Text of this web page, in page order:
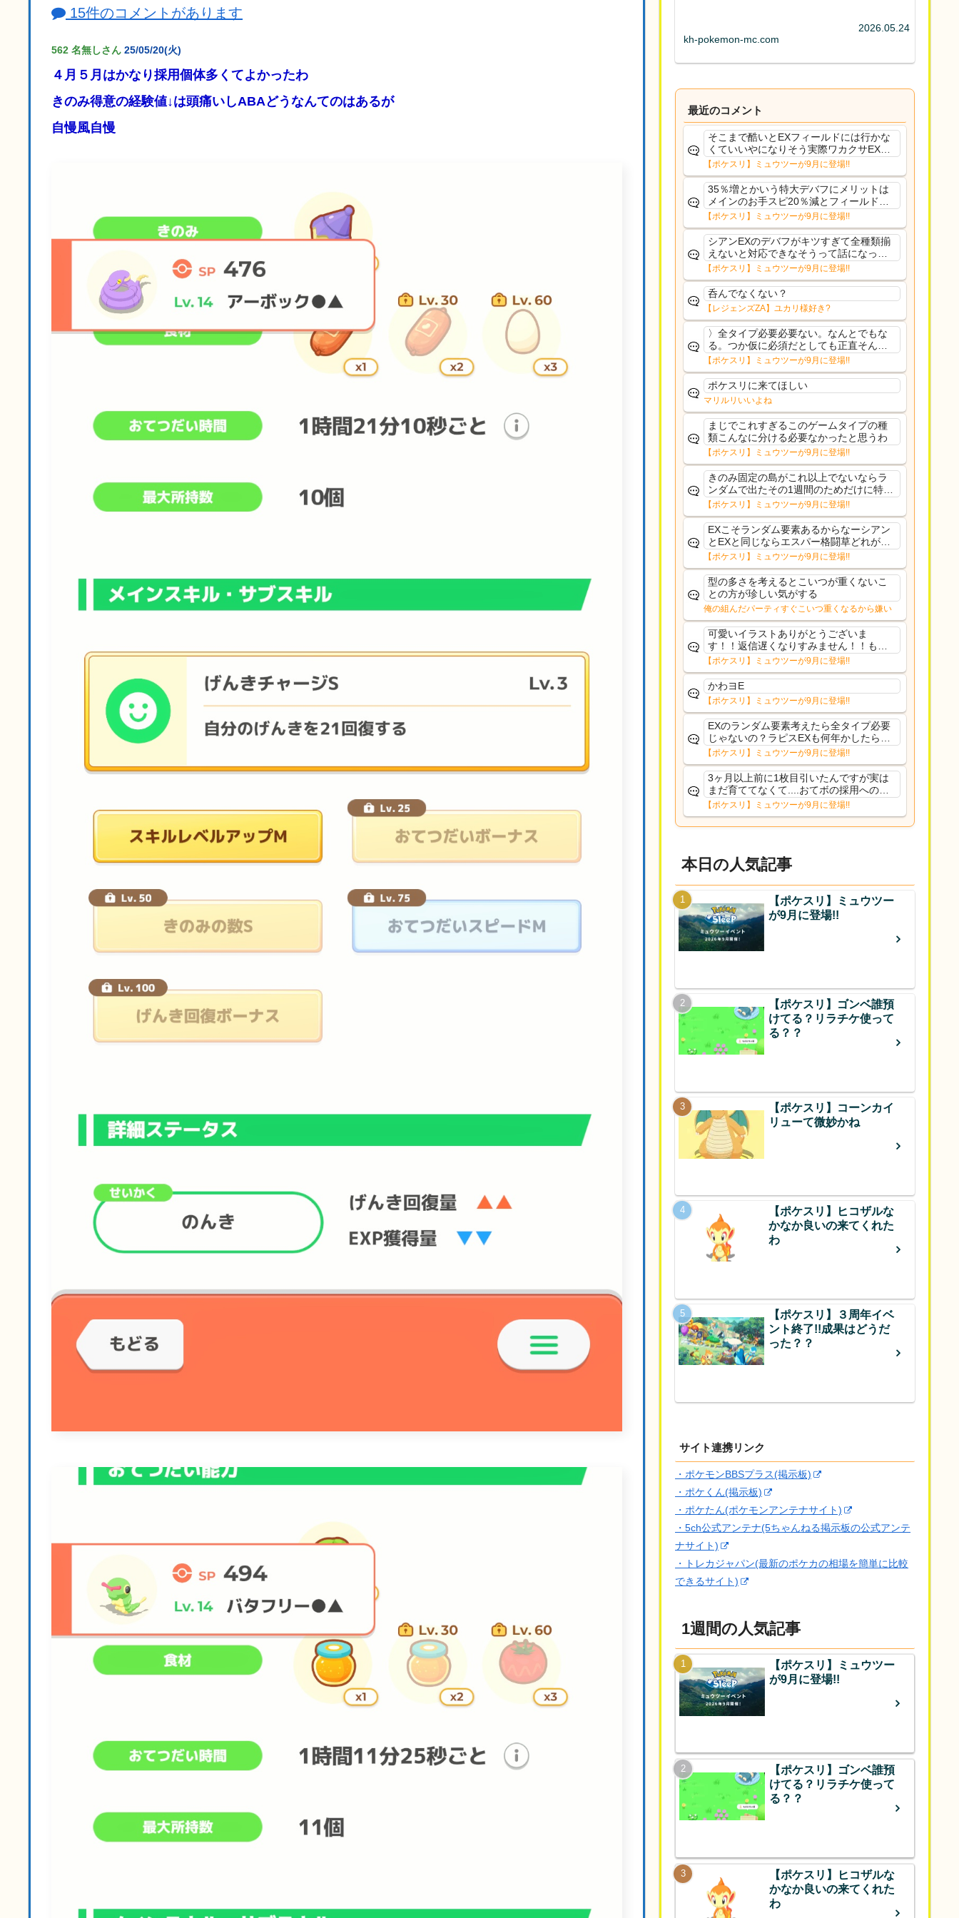
15件のコメントがあります
562 名無しさん 25/05/20(火)
４月５月はかなり採用個体多くてよかったわ
きのみ得意の経験値↓は頭痛いしABAどうなんてのはあるが
自慢風自慢
kh-pokemon-mc.com
2026.05.24
最近のコメント
そこまで酷いとEXフィールドには行かな
くていいやになりそう実際ワカクサEXで
さえあんまり行ってないや
【ポケスリ】ミュウツーが9月に登場!!
35％増とかいう特大デバフにメリットは
メインのお手スピ20％減とフィールド効
果のみフェアリーノーマルとか引いたら
まともに料理も作れないし終わり控えめ
に言ってカス
【ポケスリ】ミュウツーが9月に登場!!
シアンEXのデバフがキツすぎて全種類揃
えないと対応できなそうって話になって
るわ
【ポケスリ】ミュウツーが9月に登場!!
呑んでなくない？
【レジェンズZA】ユカリ様好き?
〉全タイプ必要必要ない。なんとでもな
る。つか仮に必須だとしても正直そんな
もんに付き合う気は無い。運営は時間の
リソースを甘く見すぎなのよ。ポケスリ
やったことないやろうなと思ってる。〉
ラピスEX最短二年後...
【ポケスリ】ミュウツーが9月に登場!!
ポケスリに来てほしい
マリルリいいよね
まじでこれすぎるこのゲームタイプの種
類こんなに分ける必要なかったと思うわ
【ポケスリ】ミュウツーが9月に登場!!
きのみ固定の島がこれ以上でないならラ
ンダムで出たその1週間のためだけに特定
のタイプにリソース割くのなんだかむな
しい気がするわ出番がないってわけじゃ
ないから無駄ではないんだけど
【ポケスリ】ミュウツーが9月に登場!!
EXこそランダム要素あるからなーシアン
とEXと同じならエスパー格闘草どれが事
前に来るか分からんから、積む必要があ
るミュウツーは使いにくくね？って思っ
た
【ポケスリ】ミュウツーが9月に登場!!
型の多さを考えるとこいつが重くないこ
との方が珍しい気がする
俺の組んだパーティすぐこいつ重くなるから嫌い
可愛いイラストありがとうございま
す！！返信遅くなりすみません！！もう
少ししたら通常再開できます！
【ポケスリ】ミュウツーが9月に登場!!
かわヨE
【ポケスリ】ミュウツーが9月に登場!!
EXのランダム要素考えたら全タイプ必要
じゃないの？ラピスEXも何年かしたら来
るだろうし後から厳選したい育てたいっ
て思ってもどうにもならないのがこのゲ
ームだしな
【ポケスリ】ミュウツーが9月に登場!!
3ヶ月以上前に1枚目引いたんですが実は
まだ育ててなくて....おてボの採用への影
響は勉強になります。ありがとうござい
ますオイルはだいぶ強めのABBレントラ
ーいて芋の方が不安なんで1枚目にしよう
【ポケスリ】ミュウツーが9月に登場!!
本日の人気記事
【ポケスリ】ミュウツー
が9月に登場!!
【ポケスリ】ゴンベ誰預
けてる？リラチケ使って
る？？
【ポケスリ】コーンカイ
リューて微妙かね
【ポケスリ】ヒコザルな
かなか良いの来てくれた
わ
【ポケスリ】３周年イベ
ント終了!!成果はどうだ
った？？
サイト連携リンク
・ポケモンBBSプラス(掲示板)
・ポケくん(掲示板)
・ポケたん(ポケモンアンテナサイト)
・5ch公式アンテナ(5ちゃんねる掲示板の公式アンテ
ナサイト)
・トレカジャパン(最新のポケカの相場を簡単に比較
できるサイト)
1週間の人気記事
【ポケスリ】ミュウツー
が9月に登場!!
【ポケスリ】ゴンベ誰預
けてる？リラチケ使って
る？？
【ポケスリ】ヒコザルな
かなか良いの来てくれた
わ